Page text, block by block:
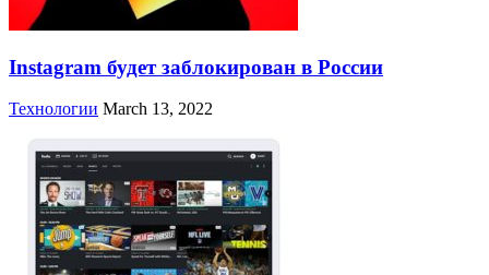
Instagram будет заблокирован в России
Технологии March 13, 2022